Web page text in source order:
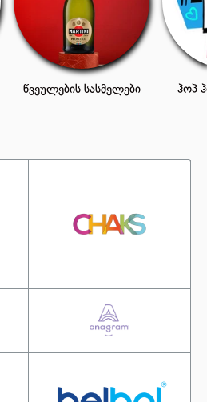
წვეულების სასმელები ჰოპ